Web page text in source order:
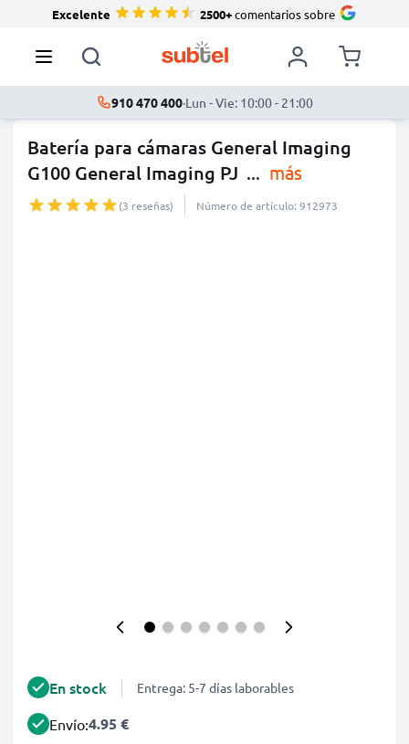
Excelente 2500+comentarios sobre
910 470 400·Lun - Vie: 10:00 - 21:00
Batería para cámaras General Imaging
G100 General Imaging PJ ... más
(3 reseñas) Número de artículo: 912973
En stock Entrega: 5-7 días laborables
Envío:4.95 €